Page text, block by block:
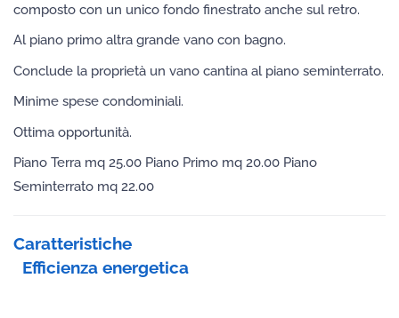
composto con un unico fondo finestrato anche sul retro.
Al piano primo altra grande vano con bagno.
Conclude la proprietà un vano cantina al piano seminterrato.
Minime spese condominiali.
Ottima opportunità.
Piano Terra mq 25.00 Piano Primo mq 20.00 Piano
Seminterrato mq 22.00
Caratteristiche
Efficienza energetica